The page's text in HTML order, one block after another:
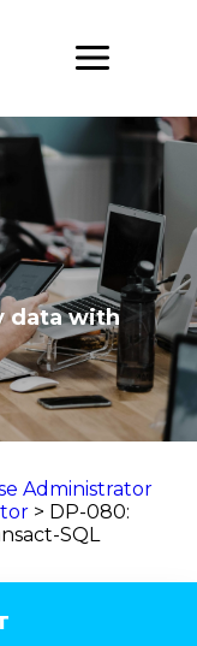
data with
Administrator
> DP-080:
SQL